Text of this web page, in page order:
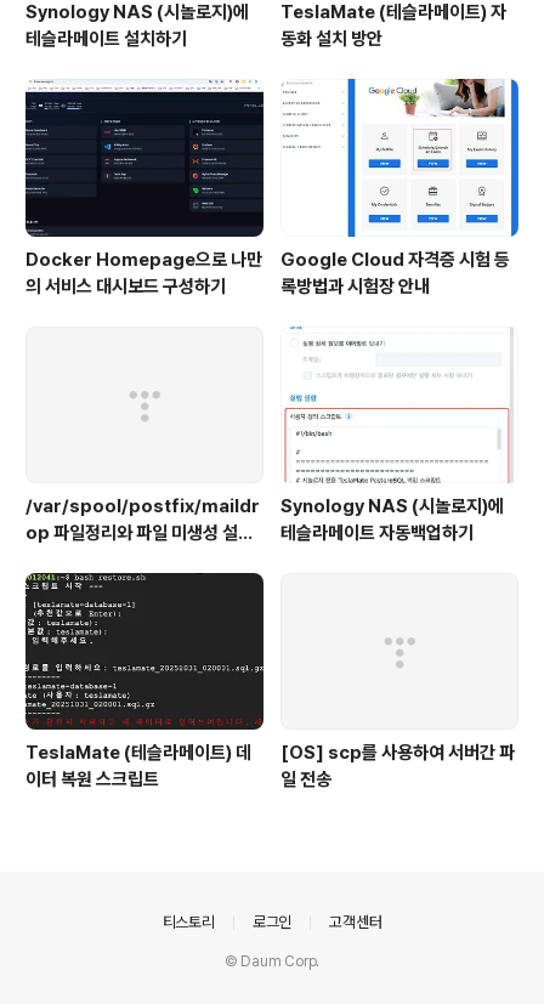
Synology NAS (시놀로지)에
테슬라메이트 설치하기
TeslaMate (테슬라메이트) 자
동화 설치 방안
Docker Homepage으로 나만
의 서비스 대시보드 구성하기
Google Cloud 자격증 시험 등
록방법과 시험장 안내
/var/spool/postfix/maildr
op 파일정리와 파일 미생성 설정
Synology NAS (시놀로지)에
테슬라메이트 자동백업하기
TeslaMate (테슬라메이트) 데
이터 복원 스크립트
[OS] scp를 사용하여 서버간 파
일 전송
티스토리 로그인 고객센터
© Daum Corp.